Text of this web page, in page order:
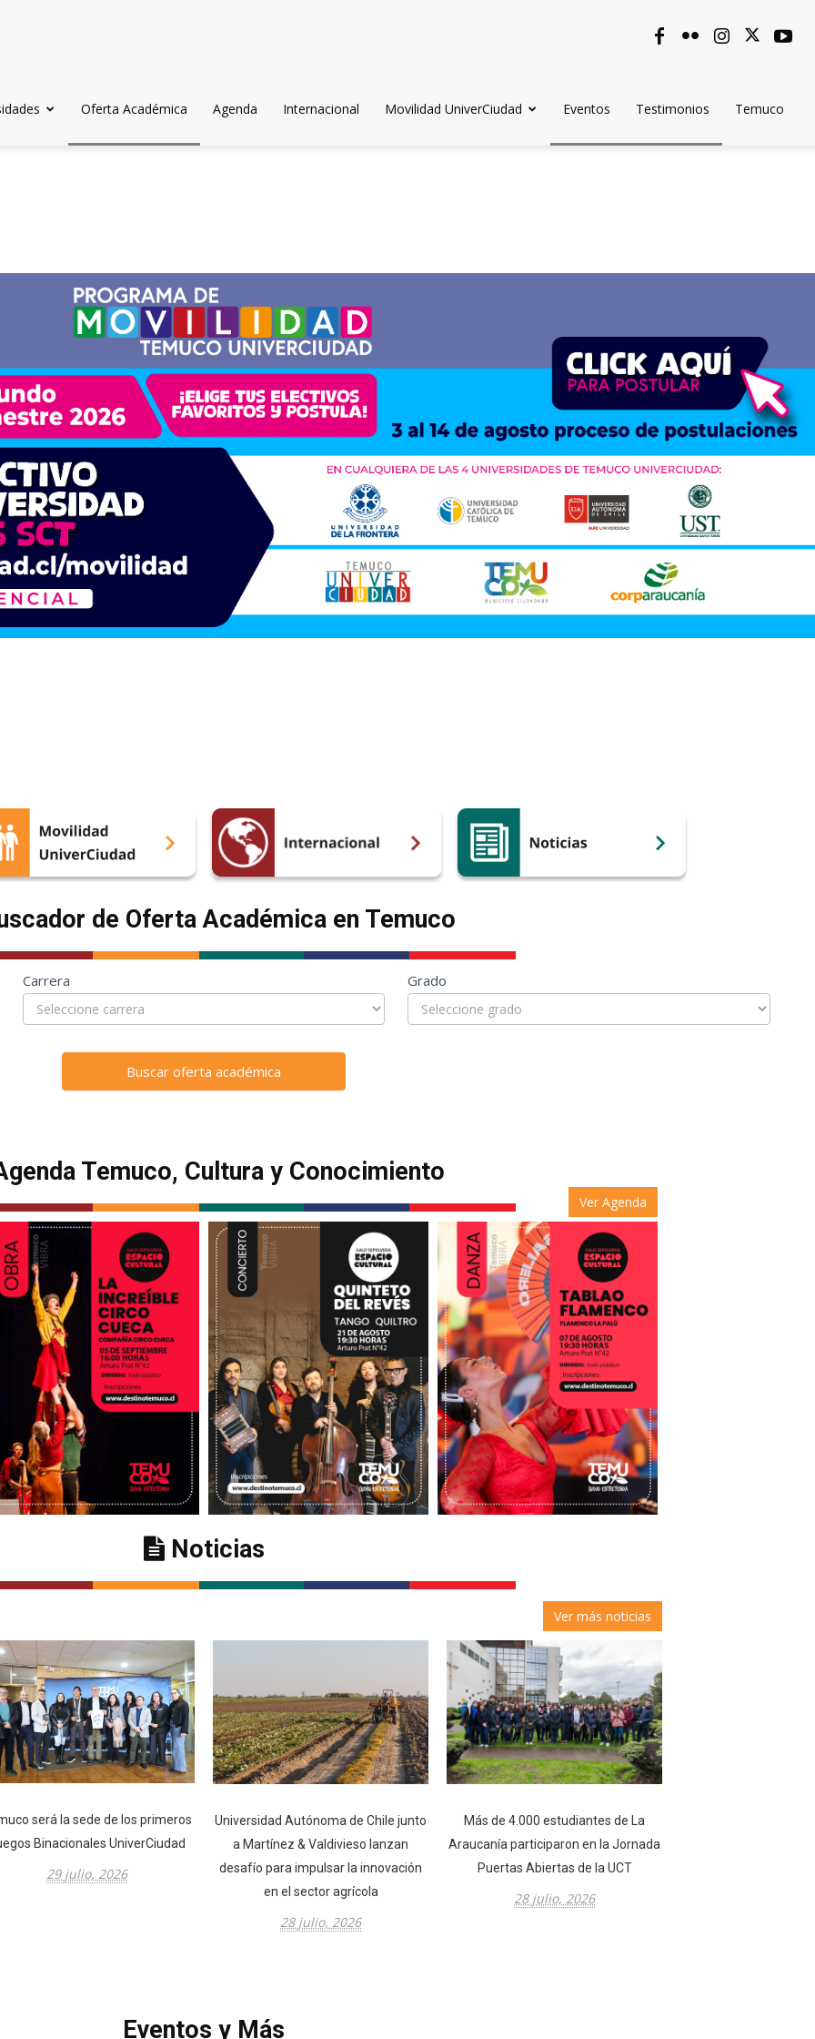
Oferta Académica Agenda Internacional Movilidad UniverCiudad Eventos Testimonios Temuco
de Oferta Académica en Temuco
Carrera Grado
Buscar oferta académica
Temuco, Cultura y Conocimiento
Ver Agenda
La increíble Circo Cueca
2 julio, 2026
Quinteto del Revés, Tango Quiltro
2 julio, 2026 2 julio, 2026
Noticias
Ver más noticias
será la sede de los primeros
Binacionales UniverCiudad
29 julio, 2026
Universidad Autónoma de Chile junto
a Martínez & Valdivieso lanzan
desafío para impulsar la innovación
en el sector agrícola
28 julio, 2026
Más de 4.000 estudiantes de La
Araucanía participaron en la Jornada
Puertas Abiertas de la UCT
28 julio, 2026
Eventos y Más